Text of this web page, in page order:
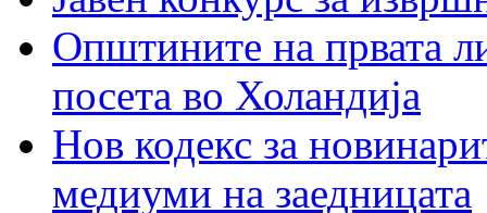
Општините на првата
посета во Холандија
Нов кодекс за
медиуми на заедницата